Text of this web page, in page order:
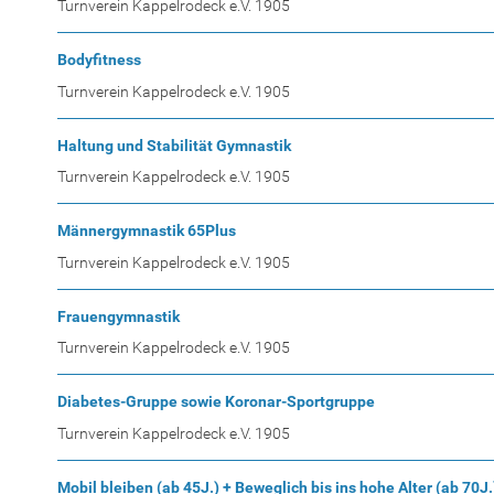
Turnverein Kappelrodeck e.V. 1905
Bodyfitness
Turnverein Kappelrodeck e.V. 1905
Haltung und Stabilität Gymnastik
Turnverein Kappelrodeck e.V. 1905
Männergymnastik 65Plus
Turnverein Kappelrodeck e.V. 1905
Frauengymnastik
Turnverein Kappelrodeck e.V. 1905
Diabetes-Gruppe sowie Koronar-Sportgruppe
Turnverein Kappelrodeck e.V. 1905
Mobil bleiben (ab 45J.) + Beweglich bis ins hohe Alter (ab